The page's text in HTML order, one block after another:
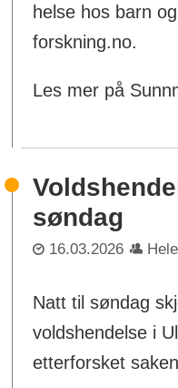
helse hos barn
forskning.no.
Les mer på
søndag
16.03.2026
Natt til søndag
voldshendelse i
etterforsket